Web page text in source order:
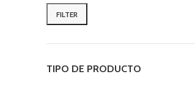
Min
Max
FILTER
TIPO DE PRODUCTO